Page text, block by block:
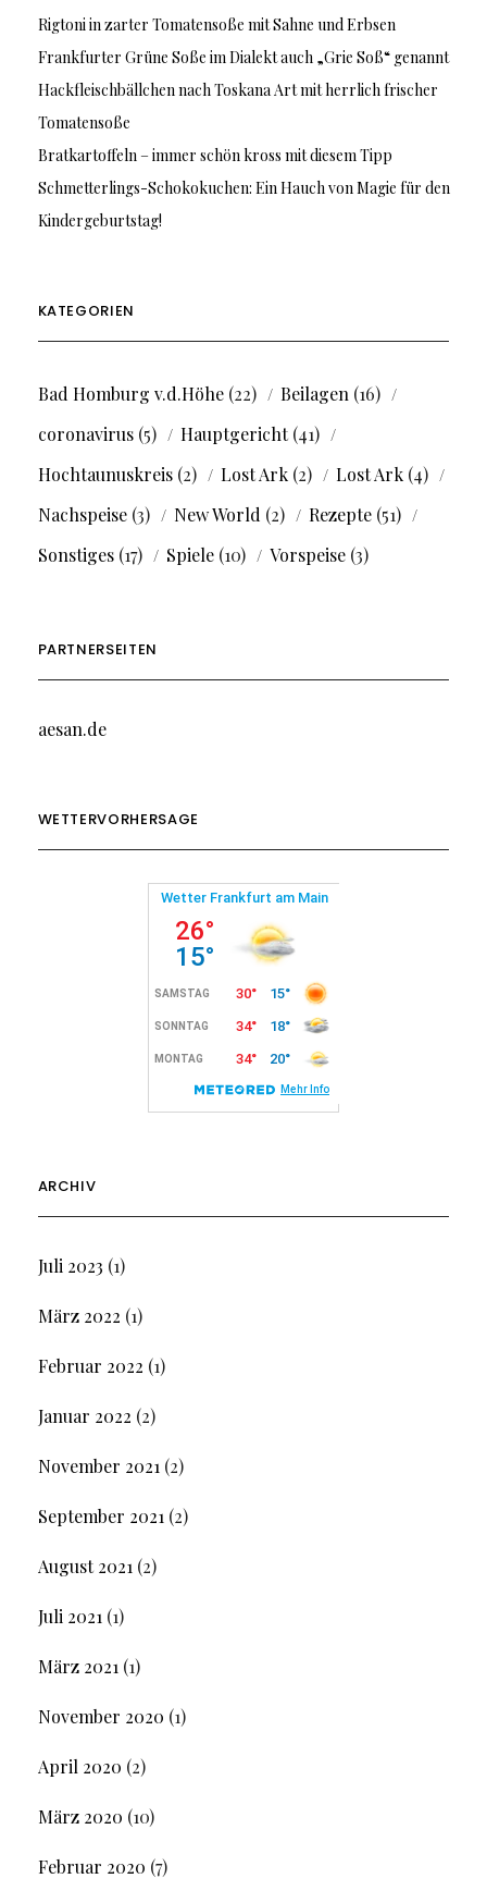
Rigtoni in zarter Tomatensoße mit Sahne und Erbsen
Frankfurter Grüne Soße im Dialekt auch „Grie Soß“ genannt
Hackfleischbällchen nach Toskana Art mit herrlich frischer
Tomatensoße
Bratkartoffeln – immer schön kross mit diesem Tipp
Schmetterlings-Schokokuchen: Ein Hauch von Magie für den
Kindergeburtstag!
KATEGORIEN
Bad Homburg v.d.Höhe(22) Beilagen (16)
coronavirus(5) Hauptgericht(41)
Hochtaunuskreis(2) Lost Ark(2) Lost Ark(4)
Nachspeise(3) New World (2) Rezepte(51)
Sonstiges(17) Spiele(10) Vorspeise(3)
PARTNERSEITEN
aesan.de
WETTERVORHERSAGE
ARCHIV
Juli 2023 (1)
März 2022 (1)
Februar 2022 (1)
Januar 2022 (2)
November 2021 (2)
September 2021 (2)
August 2021 (2)
Juli 2021 (1)
März 2021 (1)
November 2020 (1)
April 2020 (2)
März 2020 (10)
Februar 2020 (7)